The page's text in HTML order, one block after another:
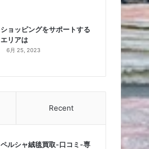
ショッピングをサポートする
エリアは
6月 25, 2023
Recent
ペルシャ絨毯買取-口コミ-専